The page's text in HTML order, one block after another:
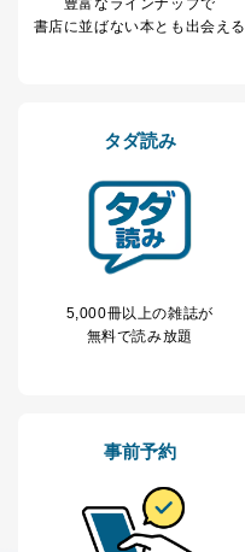
豊富なラインナップで
書店に並ばない本とも出会える
タダ読み
5,000冊以上の雑誌が
無料で読み放題
事前予約